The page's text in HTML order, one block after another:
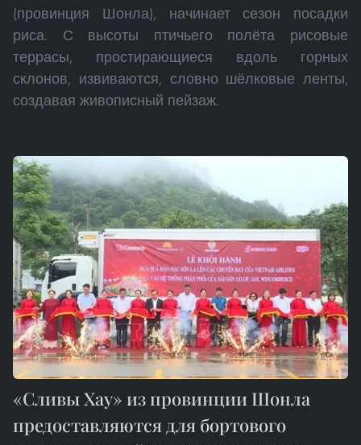
(провинция Шонла), начинает сезон посадки
риса. С высоты птичьего полёта рисовые
террасы, простирающиеся вдоль горных
склонов, извиваются, словно шёлковые ленты,
создавая живописный пейзаж.
«Сливы Хау» из провинции Шонла
предоставляются для бортового